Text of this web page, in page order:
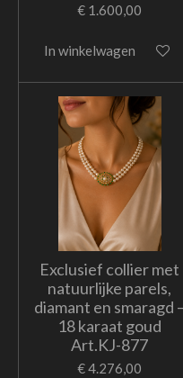
€ 1.600,00
In winkelwagen
Exclusief collier met
natuurlijke parels,
diamant en smaragd –
18 karaat goud
Art.KJ-877
€ 4.276,00